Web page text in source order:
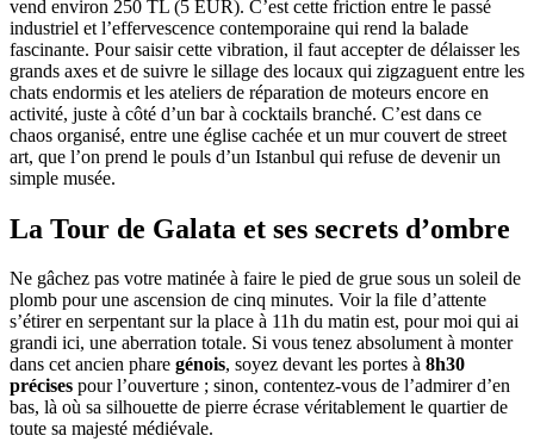
vend environ 250 TL (5 EUR). C’est cette friction entre le passé
industriel et l’effervescence contemporaine qui rend la balade
fascinante. Pour saisir cette vibration, il faut accepter de délaisser les
grands axes et de suivre le sillage des locaux qui zigzaguent entre les
chats endormis et les ateliers de réparation de moteurs encore en
activité, juste à côté d’un bar à cocktails branché. C’est dans ce
chaos organisé, entre une église cachée et un mur couvert de street
art, que l’on prend le pouls d’un Istanbul qui refuse de devenir un
simple musée.
La Tour de Galata et ses secrets d’ombre
Ne gâchez pas votre matinée à faire le pied de grue sous un soleil de
plomb pour une ascension de cinq minutes. Voir la file d’attente
s’étirer en serpentant sur la place à 11h du matin est, pour moi qui ai
grandi ici, une aberration totale. Si vous tenez absolument à monter
dans cet ancien phare génois, soyez devant les portes à 8h30
précises pour l’ouverture ; sinon, contentez-vous de l’admirer d’en
bas, là où sa silhouette de pierre écrase véritablement le quartier de
toute sa majesté médiévale.